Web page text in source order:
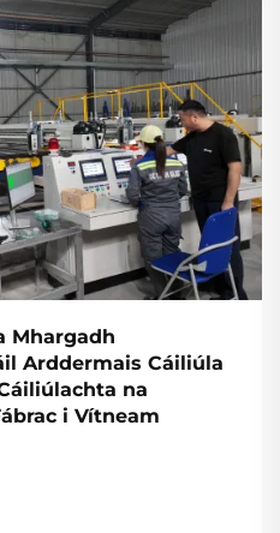
Mhargadh
Arddermais Cáiliúla
na
i Vítneam